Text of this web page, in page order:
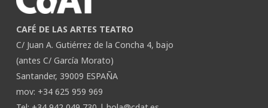
CAFÉ DE LAS ARTES TEATRO
C/ Juan A. Gutiérrez de la Concha 4, bajo
(antes C/ García Morato)
Santander, 39009 ESPAÑA
mov: +34 625 959 969